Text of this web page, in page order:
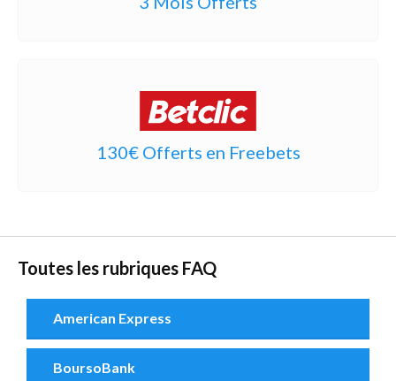
130€ Offerts en Freebets
Toutes les rubriques FAQ
American Express
BoursoBank